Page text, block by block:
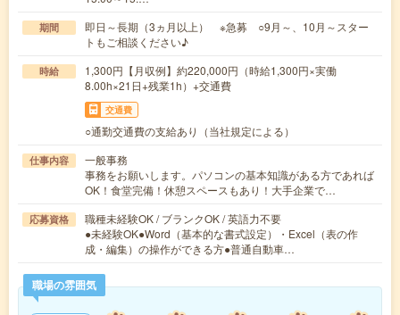
期間
即日～長期（3ヵ月以上） ※急募 ○9月～、10月～スター
トもご相談ください♪
時給
1,300円【月収例】約220,000円（時給1,300円×実働
8.00h×21日+残業1h）+交通費
交通費
○通勤交通費の支給あり（当社規定による）
仕事内容
一般事務
事務をお願いします。パソコンの基本知識がある方であれば
OK！食堂完備！休憩スペースもあり！大手企業で…
応募資格
職種未経験OK / ブランクOK / 英語力不要
●未経験OK●Word（基本的な書式設定）・Excel（表の作
成・編集）の操作ができる方●普通自動車…
職場の雰囲気